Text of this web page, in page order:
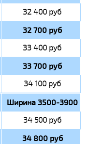
32 400 руб
32 700 руб
33 400 руб
33 700 руб
34 100 руб
Ширина 3500-3900
34 500 руб
34 800 руб